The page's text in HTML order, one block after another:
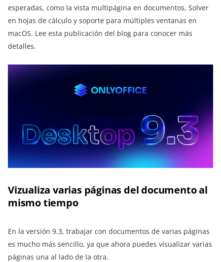
esperadas, como la vista multipágina en documentos, Solver
en hojas de cálculo y soporte para múltiples ventanas en
macOS. Lee esta publicación del blog para conocer más
detalles.
Vizualiza varias páginas del documento al
mismo tiempo
En la versión 9.3, trabajar con documentos de varias páginas
es mucho más sencillo, ya que ahora puedes visualizar varias
páginas una al lado de la otra.